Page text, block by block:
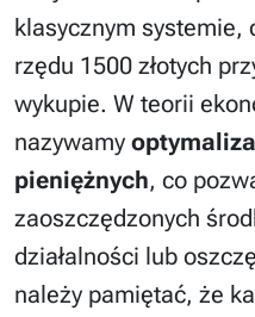
klasycznym systemie,
rzędu 1500 złotych
wykupie. W teorii
nazywamy
pieniężnych, co
zaoszczędzonych
działalności lub
należy pamiętać, że